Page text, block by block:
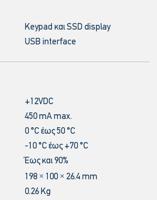
Keypad και SSD display
USB interface
+12VDC
450 mA max.
0 °C έως 50 °C
-10 °C έως +70 °C
Έως και 90%
198 × 100 × 26.4 mm
0.26 Kg